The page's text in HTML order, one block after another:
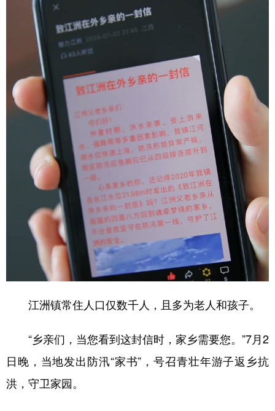
江洲镇常住人口仅数千人，且多为老人和孩子。
“乡亲们，当您看到这封信时，家乡需要您。”7月2
日晚，当地发出防汛“家书”，号召青壮年游子返乡抗
洪，守卫家园。